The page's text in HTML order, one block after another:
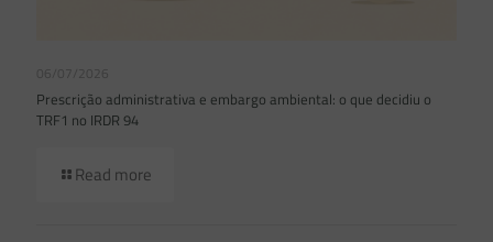
06/07/2026
Prescrição administrativa e embargo ambiental: o que decidiu o
TRF1 no IRDR 94
Read more